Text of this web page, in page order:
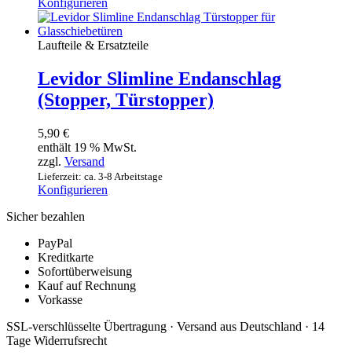
Laufteile & Ersatzteile
Levidor Slimline Endanschlag
(Stopper, Türstopper)
5,90 €
enthält 19 % MwSt.
zzgl. Versand
Lieferzeit: ca. 3-8 Arbeitstage
Konfigurieren
Sicher bezahlen
PayPal
Kreditkarte
Sofortüberweisung
Kauf auf Rechnung
Vorkasse
SSL-verschlüsselte Übertragung · Versand aus Deutschland · 14
Tage Widerrufsrecht